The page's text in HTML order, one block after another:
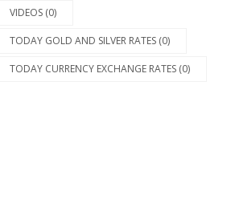
VIDEOS (0)
TODAY GOLD AND SILVER RATES (0)
TODAY CURRENCY EXCHANGE RATES (0)